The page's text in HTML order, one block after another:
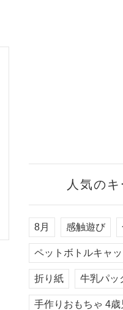
人気の
8月 感触遊び
ペットボトルキャ
折り紙 牛乳パッ
手作りおもちゃ 4歳